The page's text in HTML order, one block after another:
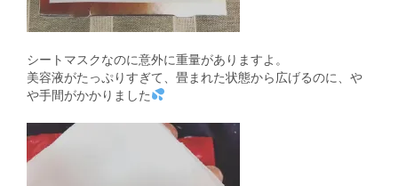
シートマスクなのに意外に重量がありますよ。
美容液がたっぷりすぎて、畳まれた状態から広げるのに、や
や手間がかかりました